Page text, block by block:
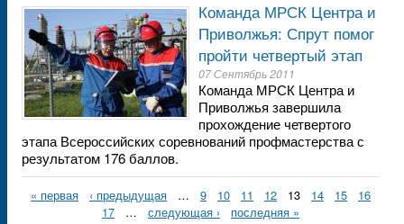
Команда МРСК Центра и
Приволжья: Спрут помог
пройти четвертый этап
07 Сентябрь 2011
Команда МРСК Центра и
Приволжья завершила
прохождение четвертого
этапа Всероссийских соревнований профмастерства с
результатом 176 баллов.
« первая ‹ предыдущая … 9 10 11 12 13 14 15
16
17
… следующая › последняя »